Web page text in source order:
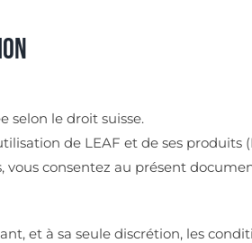
selon le droit suisse.
de LEAF et de ses produits
vous consentez au présent
et à sa seule discrétion, les